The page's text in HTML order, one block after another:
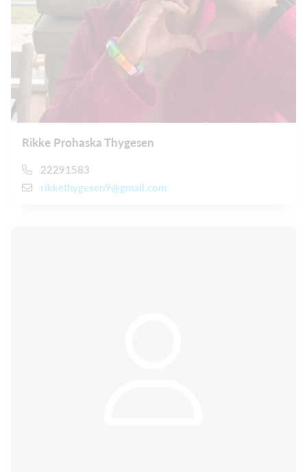
Rikke Prohaska Thygesen
22291583
rikkethygesen9@gmail.com